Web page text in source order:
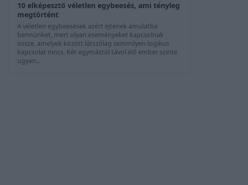
10 elképesztő véletlen egybeesés, ami tényleg
megtörtént
A véletlen egybeesések azért ejtenek ámulatba
bennünket, mert olyan eseményeket kapcsolnak
össze, amelyek között látszólag semmilyen logikus
kapcsolat nincs. Két egymástól távol élő ember szinte
ugyan...